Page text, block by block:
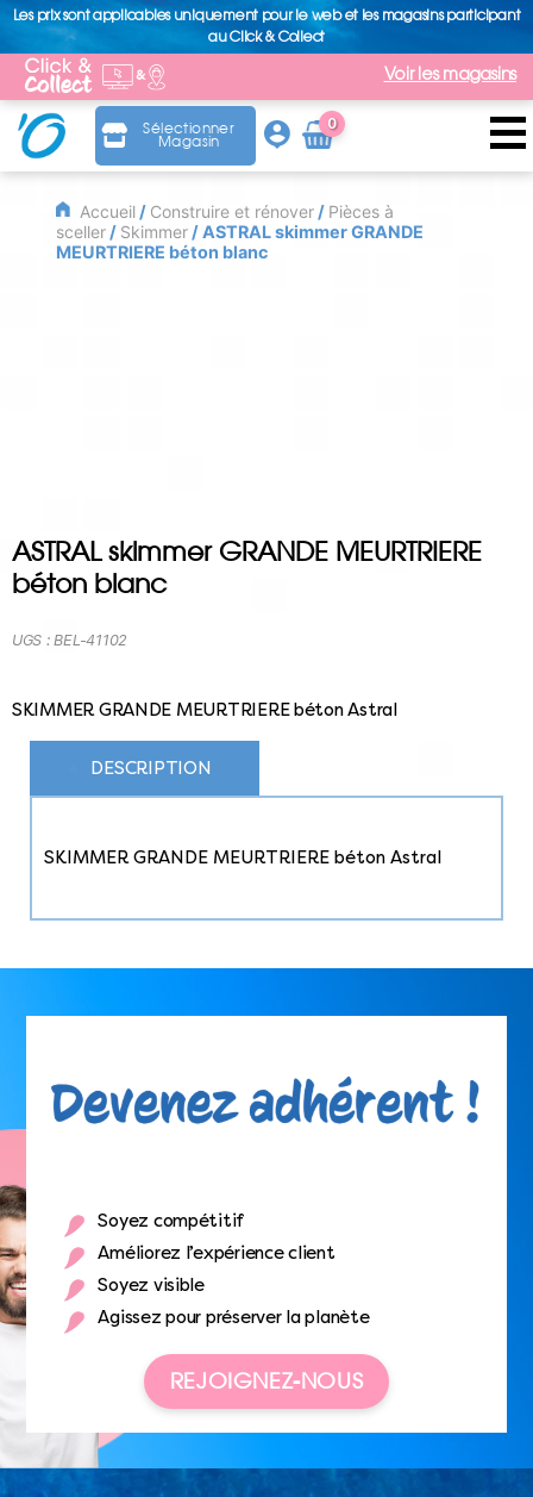
Les prix sont applicables uniquement pour le web et les magasins participant
au Click & Collect
Voir les magasins
Sélectionner
Magasin
0
Arti
cle
Accueil/ Construire et rénover/ Pièces à
sceller/ Skimmer/ ASTRAL skimmer GRANDE
MEURTRIERE béton blanc
ASTRAL skimmer GRANDE MEURTRIERE
béton blanc
SKIMMER GRANDE MEURTRIERE béton Astral
UGS :BEL-41102
DESCRIPTION
SKIMMER GRANDE MEURTRIERE béton Astral
Soyez compétitif
Améliorez l’expérience client
Soyez visible
Agissez pour préserver la planète
REJOIGNEZ-NOUS